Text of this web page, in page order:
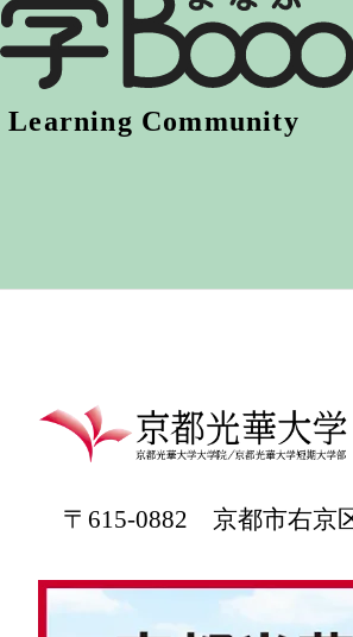
〒615-0882 京都市右京